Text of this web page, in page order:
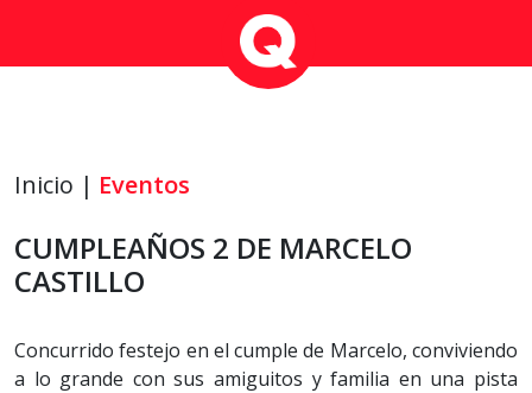
Inicio | Eventos
CUMPLEAÑOS 2 DE MARCELO
CASTILLO
Concurrido festejo en el cumple de Marcelo, conviviendo
a lo grande con sus amiguitos y familia en una pista